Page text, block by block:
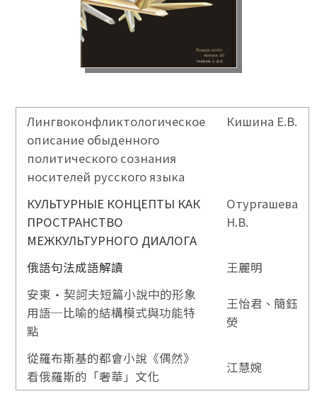
Лингвоконфликтологическое
описание обыденного
политического сознания
носителей русского языка
Кишина Е.В.
КУЛЬТУРНЫЕ КОНЦЕПТЫ КАК
ПРОСТРАНСТВО
МЕЖКУЛЬТУРНОГО ДИАЛОГА
Отургашева
Н.В.
俄語句法成語解讀
王麗明
安東•契訶夫短篇小說中的形象
用語─比喻的結構模式與功能特
點
王怡君 、 簡鈺
熒
從羅布斯基的都會小說《偶然》
看俄羅斯的「奢華」文化
江慧婉